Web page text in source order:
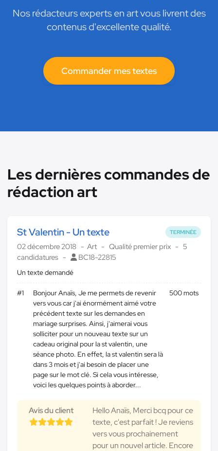
Nos rédacteurs experts en art vous livrent des
contenus d'excellente qualité.
Commander mes textes
Les dernières commandes de
rédaction art
TERMINÉE
St Valentin - Un texte
02 décembre 2018 Art Qualité premier prix
5
candidatures
BC18-22815
Un texte demandé
#1
Bonjour Anaïs, Je me permets de revenir
vers vous car j'ai énormément aimé votre
précédent texte sur les demandes en
mariage surprises. Ainsi, j'aimerai vous
solliciter pour un nouveau texte sur un
cadeau original pour la st valentin, une
séance photo. En effet, la st valentin sera là
dans 3 mois et j'ai besoin de placer une
page sur le mot clé. Si cela vous intéresse,
voici les quelques points à aborder...
500 mots
Avis du client
Hello Anaïs, Merci bcq pour ce
texte, c'est parfait ! Je reviens
vers vous prochainement
pour un nouvel article. Encore